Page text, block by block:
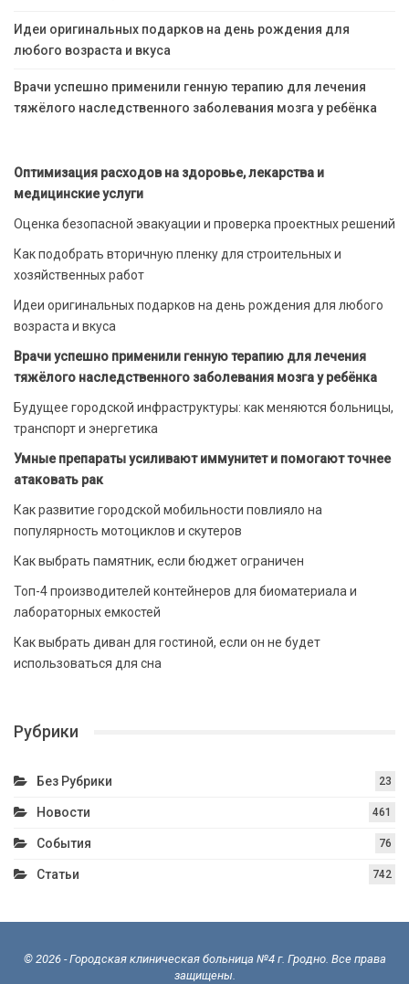
Идеи оригинальных подарков на день рождения для
любого возраста и вкуса
Врачи успешно применили генную терапию для лечения
тяжёлого наследственного заболевания мозга у ребёнка
Оптимизация расходов на здоровье, лекарства и
медицинские услуги
Оценка безопасной эвакуации и проверка проектных решений
Как подобрать вторичную пленку для строительных и
хозяйственных работ
Идеи оригинальных подарков на день рождения для любого
возраста и вкуса
Врачи успешно применили генную терапию для лечения
тяжёлого наследственного заболевания мозга у ребёнка
Будущее городской инфраструктуры: как меняются больницы,
транспорт и энергетика
Умные препараты усиливают иммунитет и помогают точнее
атаковать рак
Как развитие городской мобильности повлияло на
популярность мотоциклов и скутеров
Как выбрать памятник, если бюджет ограничен
Топ-4 производителей контейнеров для биоматериала и
лабораторных емкостей
Как выбрать диван для гостиной, если он не будет
использоваться для сна
Рубрики
Без Рубрики 23
Новости 461
События 76
Статьи 742
© 2026 - Городская клиническая больница №4 г. Гродно. Все права
защищены.